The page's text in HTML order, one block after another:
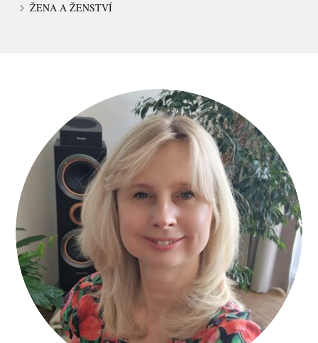
ŽENA A ŽENSTVÍ